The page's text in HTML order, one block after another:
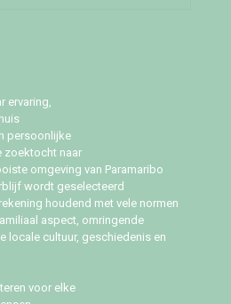
ervaring,
persoonlijke
zoektocht naar
omgeving van Paramaribo
wordt geselecteerd
houdend met vele normen
aspect, omringende
locale cultuur, geschiedenis en
voor elke